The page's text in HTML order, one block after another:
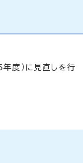
度）に見直しを行